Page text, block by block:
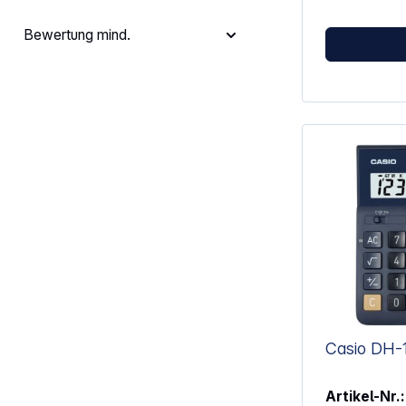
Bewertung mind.
Erweiterte
die
(WDF) und
n für
Binomial-,
Verteilung. Integrierte interaktive
Bedienung
Einfache
intuitive
Verwendung
Casio DH-
Artikel-Nr.: